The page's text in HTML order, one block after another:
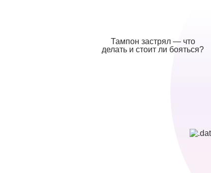
Тампон застрял — что
делать и стоит ли бояться?